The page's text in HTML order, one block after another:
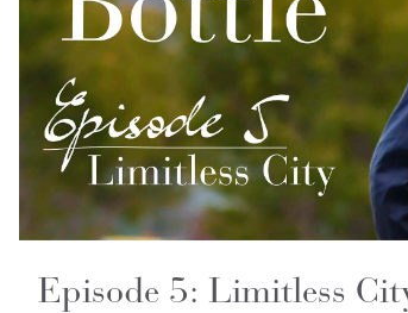
Episode 5: Limitless